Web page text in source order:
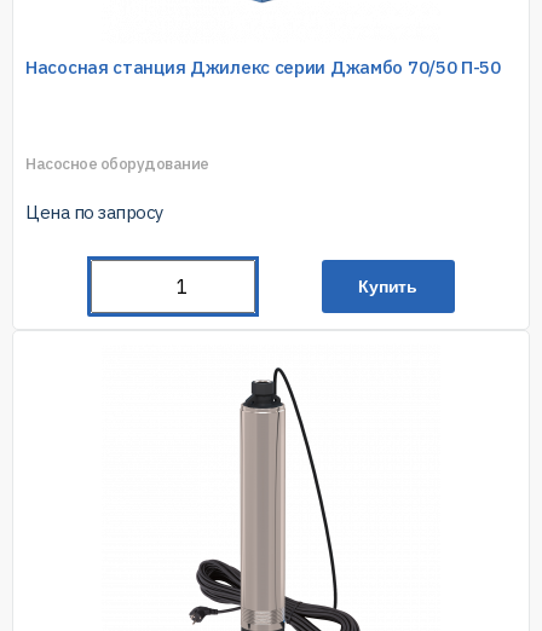
Насосная станция Джилекс серии Джамбо 70/50 П-50
Насосное оборудование
Цена по запросу
Купить